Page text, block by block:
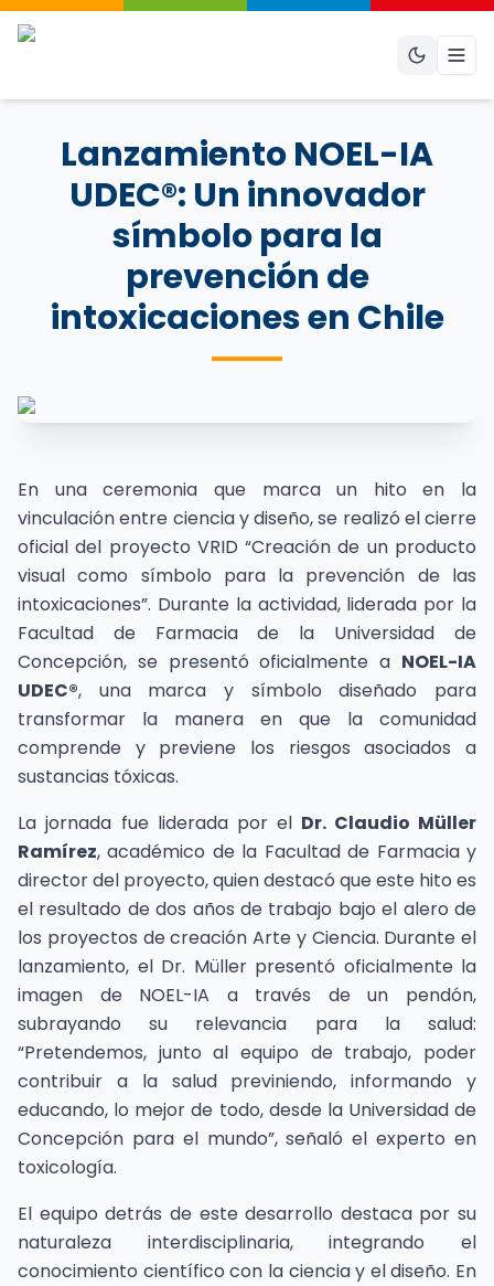
Lanzamiento NOEL-IA
UDEC®: Un innovador
símbolo para la
prevención de
intoxicaciones en Chile
En una ceremonia que marca un hito en la
vinculación entre ciencia y diseño, se realizó el cierre
oficial del proyecto VRID “Creación de un producto
visual como símbolo para la prevención de las
intoxicaciones”. Durante la actividad, liderada por la
Facultad de Farmacia de la Universidad de
Concepción, se presentó oficialmente a NOEL-IA
UDEC®, una marca y símbolo diseñado para
transformar la manera en que la comunidad
comprende y previene los riesgos asociados a
sustancias tóxicas.
La jornada fue liderada por el Dr. Claudio Müller
Ramírez, académico de la Facultad de Farmacia y
director del proyecto, quien destacó que este hito es
el resultado de dos años de trabajo bajo el alero de
los proyectos de creación Arte y Ciencia. Durante el
lanzamiento, el Dr. Müller presentó oficialmente la
imagen de NOEL-IA a través de un pendón,
subrayando su relevancia para la salud:
“Pretendemos, junto al equipo de trabajo, poder
contribuir a la salud previniendo, informando y
educando, lo mejor de todo, desde la Universidad de
Concepción para el mundo”, señaló el experto en
toxicología.
El equipo detrás de este desarrollo destaca por su
naturaleza interdisciplinaria, integrando el
conocimiento científico con la ciencia y el diseño. En